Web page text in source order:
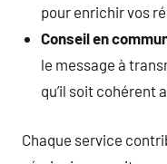
pour enrichir vos
Conseil en
le message à
qu’il soit cohérent
Chaque service